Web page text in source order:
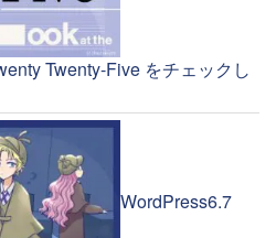
Twenty-Five をチェックし
WordPress6.7